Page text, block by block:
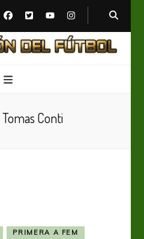
Tomas Conti
PRIMERA A FEM